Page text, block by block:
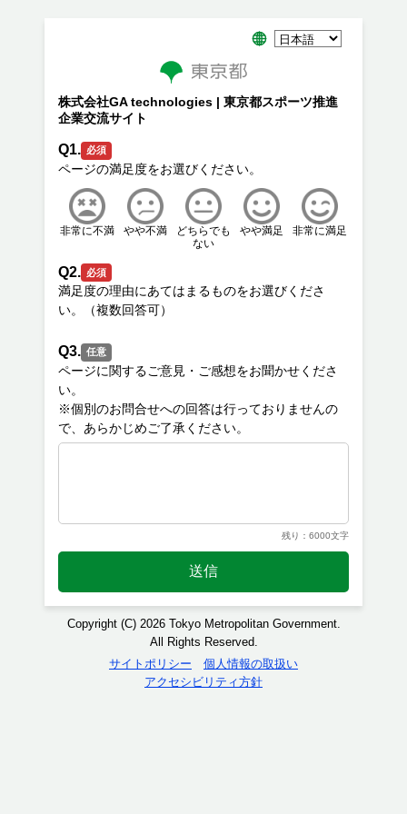
株式会社GA technologies | 東京都スポーツ推進
企業交流サイト
Q1. 必須
非常に不満 やや不満
どちらでも
ない
やや満足 非常に満足
Q2. 必須
満足度の理由にあてはまるものをお選びくださ
Q3. 任意
ページに関するご意見・ご感想をお聞かせくださ
い。
※個別のお問合せへの回答は行っておりませんの
残り：6000文字
送信
Copyright (C) 2026 Tokyo Metropolitan Government.
All Rights Reserved.
サイトポリシー
個人情報の取扱い
アクセシビリティ方針